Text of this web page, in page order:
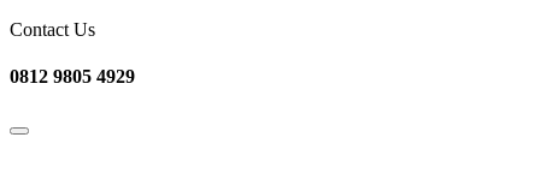
Contact Us
0812 9805 4929